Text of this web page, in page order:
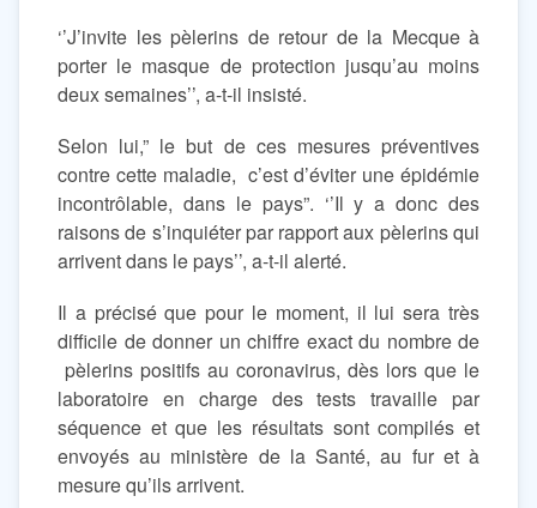
‘’J’invite les pèlerins de retour de la Mecque à
porter le masque de protection jusqu’au moins
deux semaines’’, a-t-il insisté.
Selon lui,” le but de ces mesures préventives
contre cette maladie, c’est d’éviter une épidémie
incontrôlable, dans le pays”. ‘’Il y a donc des
raisons de s’inquiéter par rapport aux pèlerins qui
arrivent dans le pays’’, a-t-il alerté.
Il a précisé que pour le moment, il lui sera très
difficile de donner un chiffre exact du nombre de
pèlerins positifs au coronavirus, dès lors que le
laboratoire en charge des tests travaille par
séquence et que les résultats sont compilés et
envoyés au ministère de la Santé, au fur et à
mesure qu’ils arrivent.